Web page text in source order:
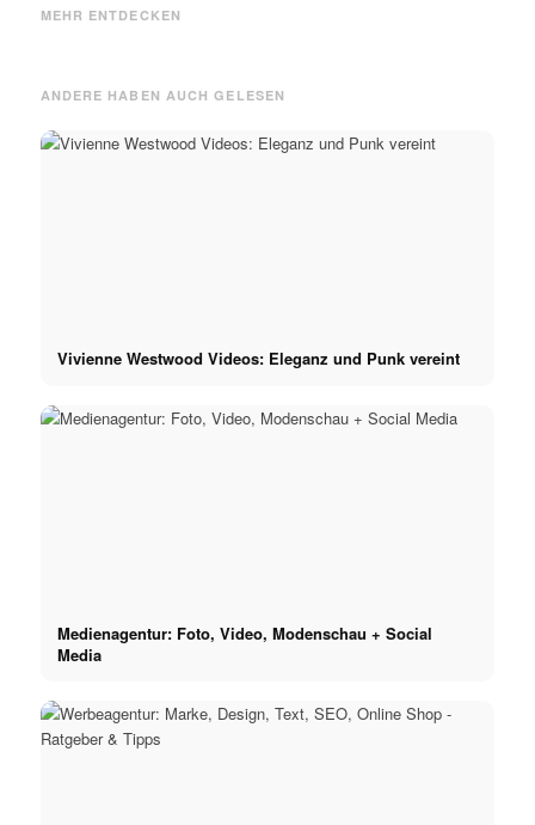
MEHR ENTDECKEN
(vorher Loewe): Neuer
ANDERE HABEN AUCH GELESEN
Vivienne Westwood Videos: Eleganz und Punk vereint
Medienagentur: Foto, Video, Modenschau + Social
Media